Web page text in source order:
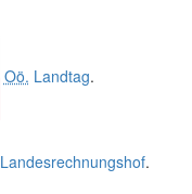
Oö. Landtag.
Landesrechnungshof.